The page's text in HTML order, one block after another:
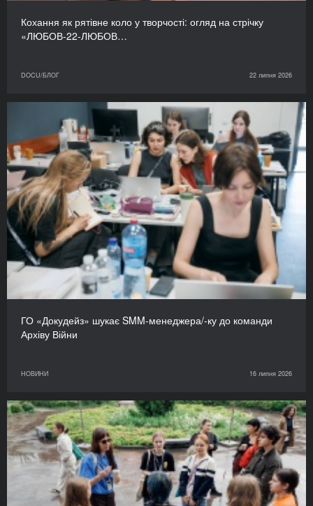
Кохання як рятівне коло у творчості: огляд на стрічку
«ЛЮБОВ-22-ЛЮБОВ…
DOCU/БЛОГ 22 липня 2026
ГО «Докудейз» шукає SMM-менеджера/-ку до команди
Архіву Війни
НОВИНИ 16 липня 2026